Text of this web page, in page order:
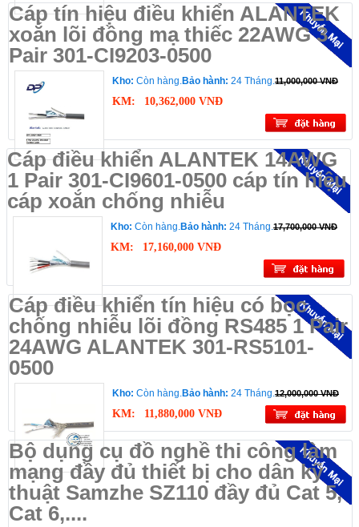
Cáp tín hiệu điều khiển ALANTEK
xoắn lõi đồng mạ thiếc 22AWG 3
Pair 301-CI9203-0500
Kho: Còn hàng.Bảo hành: 24 Tháng.11,000,000 VNĐ
KM: 10,362,000 VNĐ
Cáp điều khiển ALANTEK 14AWG
1 Pair 301-CI9601-0500 cáp tín hiệu
cáp xoắn chống nhiễu
Kho: Còn hàng.Bảo hành: 24 Tháng.17,700,000 VNĐ
KM: 17,160,000 VNĐ
Cáp điều khiển tín hiệu có bọc
chống nhiễu lõi đồng RS485 1 Pair
24AWG ALANTEK 301-RS5101-
0500
Kho: Còn hàng.Bảo hành: 24 Tháng.12,000,000 VNĐ
KM: 11,880,000 VNĐ
Bộ dụng cụ đồ nghề thi công làm
mạng đầy đủ thiết bị cho dân kỹ
thuật Samzhe SZ110 đầy đủ Cat 5,
Cat 6,....